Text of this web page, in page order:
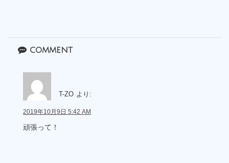
comment
T-ZO より:
2019年10月9日 5:42 AM
頑張って！